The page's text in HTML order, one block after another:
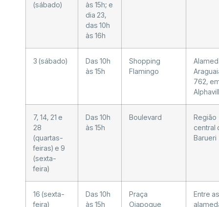
(sábado)
às 15h; e
dia 23,
das 10h
às 16h
3 (sábado)
Das 10h
às 15h
Shopping
Flamingo
762,
7, 14, 21 e
28
(quartas-
feiras) e 9
(sexta-
feira)
Das 10h
às 15h
Boulevard
Região
central
Barueri
16 (sexta-
feira)
Das 10h
às 15h
Praça
Oiapoque
Entre as